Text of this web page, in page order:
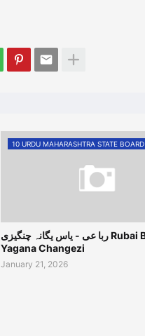
10 URDU MAHARASHTRA STATE BOARD
ربا عی - یاس یگانہ چنگیزی Rubai By Yas
Yagana Changezi
January 21, 2026